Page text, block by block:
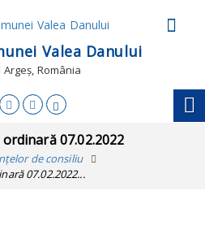
Valea Danului
România
07.02.2022
de consiliu
07.02.2022...